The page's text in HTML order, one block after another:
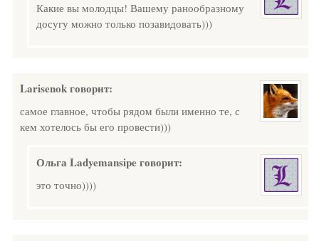
Какие вы молодцы! Вашему ранообразному
досугу можно только позавидовать)))
Larisenokговорит:
самое главное, чтобы рядом были именно те, с
кем хотелось бы его провести)))
Ольга Ladyemansipe говорит:
это точно))))